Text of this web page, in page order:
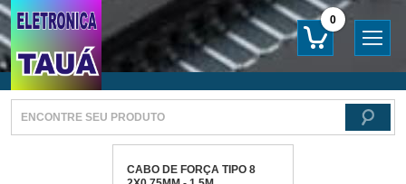
0
CABO DE FORÇA TIPO 8